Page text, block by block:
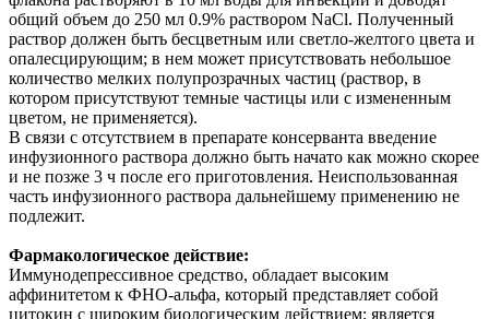
общий объем до 250 мл 0.9% раствором NaCl. Полученный
раствор должен быть бесцветным или светло-желтого цвета и
опалесцирующим; в нем может присутствовать небольшое
количество мелких полупрозрачных частиц (раствор, в
котором присутствуют темные частицы или с измененным
цветом, не применяется).
В связи с отсутствием в препарате консерванта введение
инфузионного раствора должно быть начато как можно скорее
и не позже 3 ч после его приготовления. Неиспользованная
часть инфузионного раствора дальнейшему применению не
подлежит.
Фармакологическое действие:
Иммунодепрессивное средство, обладает высоким
аффинитетом к ФНО-альфа, который представляет собой
цитокин с широким биологическим действием; является